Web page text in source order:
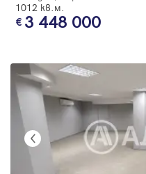
1012 кв.м.
3 448 000